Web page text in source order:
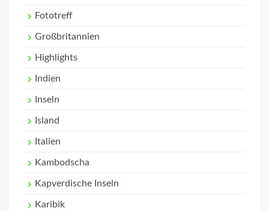
Fototreff
Großbritannien
Highlights
Indien
Inseln
Island
Italien
Kambodscha
Kapverdische Inseln
Karibik